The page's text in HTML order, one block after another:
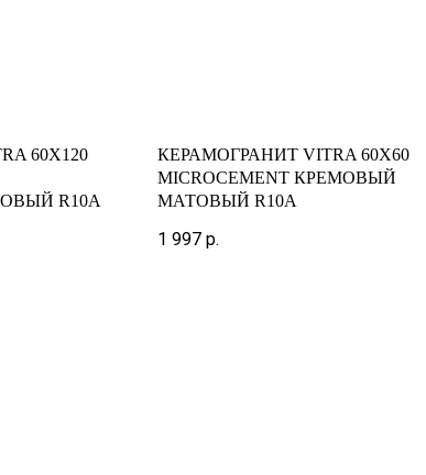
60X120
R10A
КЕРАМОГРАНИТ VITRA 60X60
MICROCEMENT КРЕМОВЫЙ
МАТОВЫЙ R10A
1 997 р.